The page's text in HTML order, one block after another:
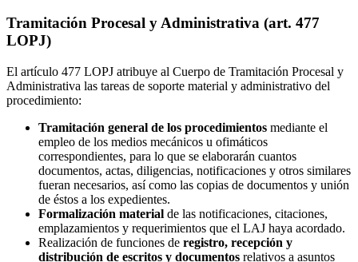
Tramitación Procesal y Administrativa (art. 477
LOPJ)
El artículo 477 LOPJ atribuye al Cuerpo de Tramitación Procesal y
Administrativa las tareas de soporte material y administrativo del
procedimiento:
Tramitación general de los procedimientos mediante el
empleo de los medios mecánicos u ofimáticos
correspondientes, para lo que se elaborarán cuantos
documentos, actas, diligencias, notificaciones y otros similares
fueran necesarios, así como las copias de documentos y unión
de éstos a los expedientes.
Formalización material de las notificaciones, citaciones,
emplazamientos y requerimientos que el LAJ haya acordado.
Realización de funciones de registro, recepción y
distribución de escritos y documentos relativos a asuntos